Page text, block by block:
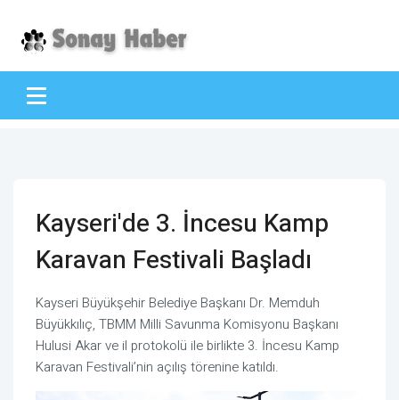
Kayseri'de 3. İncesu Kamp
Karavan Festivali Başladı
Kayseri Büyükşehir Belediye Başkanı Dr. Memduh
Büyükkılıç, TBMM Milli Savunma Komisyonu Başkanı
Hulusi Akar ve il protokolü ile birlikte 3. İncesu Kamp
Karavan Festivali’nin açılış törenine katıldı.